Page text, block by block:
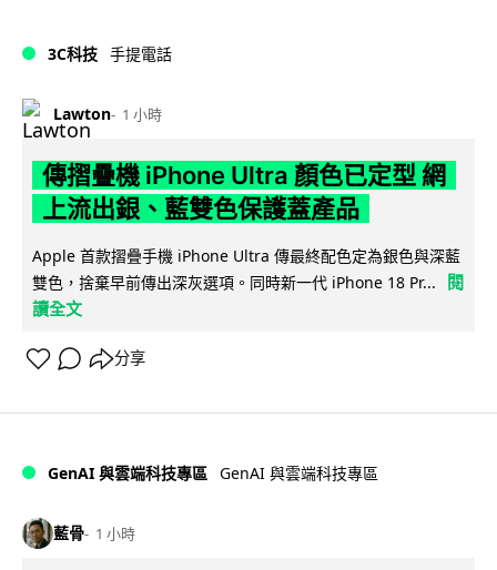
3C科技 手提電話
Lawton 1 小時
傳摺疊機 iPhone Ultra 顏色已定型 網
上流出銀、藍雙色保護蓋產品
Apple 首款摺疊手機 iPhone Ultra 傳最終配色定為銀色與深藍
雙色，捨棄早前傳出深灰選項。同時新一代 iPhone 18 Pr...
閱
讀全文
分享
GenAI 與雲端科技專區 GenAI 與雲端科技專區
藍骨 1 小時